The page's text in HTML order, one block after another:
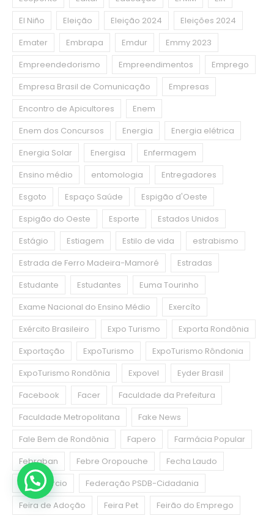
El Niño
Eleição Eleição 2024
Eleições 2024
Emater
Embrapa Emdur
Emmy 2023
Empreendedorismo
Empreendimentos
Emprego
Empresa Brasil de Comunicação
Empresas
Encontro de Apicultores
Enem
Enem dos Concursos
Energia
Energia elétrica
Energia Solar
Energisa
Enfermagem
Ensino médio
entomologia
Entregadores
Esgoto
Espaço Saúde
Espigão d'Oeste
Espigão do Oeste
Esporte
Estados Unidos
Estágio
Estiagem Estilo de vida
estrabismo
Estrada de Ferro Madeira-Mamoré
Estradas
Estudante
Estudantes
Euma Tourinho
Exame Nacional do Ensino Médio
Exercíto
Exército Brasileiro
Expo Turismo
Exporta Rondônia
Exportação
ExpoTurismo
ExpoTurismo Rôndonia
ExpoTurismo Rondônia
Expovel
Eyder Brasil
Facebook
Facer
Faculdade da Prefeitura
Faculdade Metropolitana
Fake News
Fale Bem de Rondônia
Fapero
Farmácia Popular
Febraban
Febre Oropouche
Fecha Laudo
Fecomercio
Federação PSDB-Cidadania
Feira de Adoção
Feira Pet Feirão do Emprego